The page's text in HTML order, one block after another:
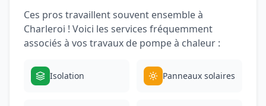
Ces pros travaillent souvent ensemble à
Charleroi ! Voici les services fréquemment
associés à vos travaux de pompe à chaleur :
Isolation Panneaux solaires